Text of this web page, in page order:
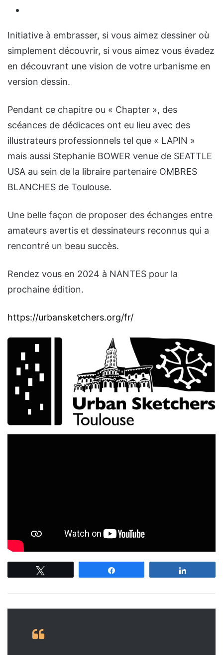
Initiative à embrasser, si vous aimez dessiner où
simplement découvrir, si vous aimez vous évadez
en découvrant une vision de votre urbanisme en
version dessin.
Pendant ce chapitre ou « Chapter », des
scéances de dédicaces ont eu lieu avec des
illustrateurs professionnels tel que « LAPIN »
mais aussi Stephanie BOWER venue de SEATTLE
USA au sein de la libraire partenaire OMBRES
BLANCHES de Toulouse.
Une belle façon de proposer des échanges entre
amateurs avertis et dessinateurs reconnus qui a
rencontré un beau succès.
Rendez vous en 2024 à NANTES pour la
prochaine édition.
https://urbansketchers.org/fr/